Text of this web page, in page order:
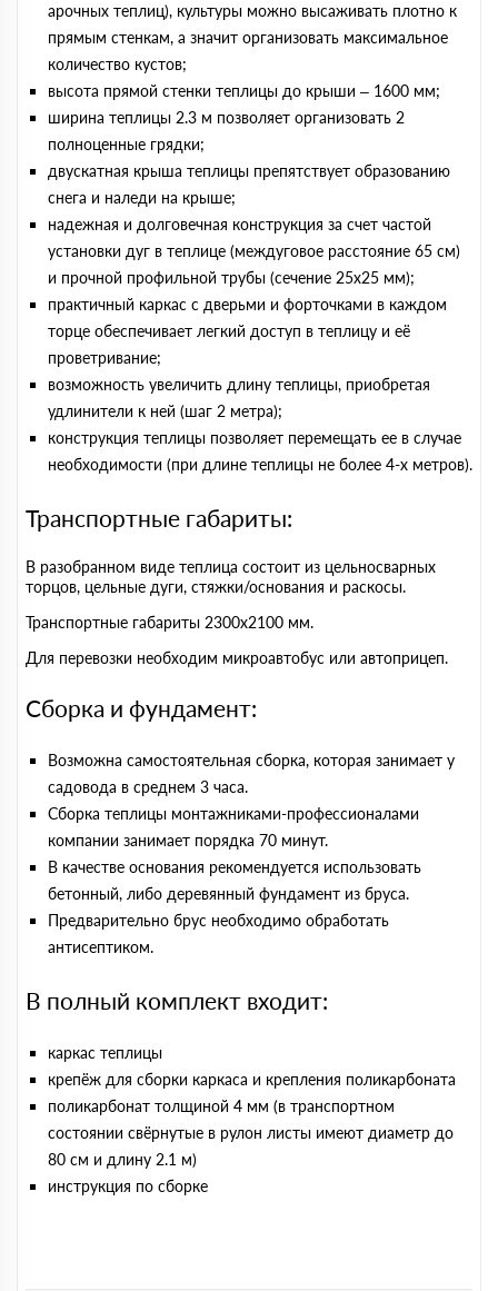
арочных теплиц), культуры можно высаживать плотно к
прямым стенкам, а значит организовать максимальное
количество кустов;
высота прямой стенки теплицы до крыши – 1600 мм;
ширина теплицы 2.3 м позволяет организовать 2
полноценные грядки;
двускатная крыша теплицы препятствует образованию
снега и наледи на крыше;
надежная и долговечная конструкция за счет частой
установки дуг в теплице (междуговое расстояние 65 см)
и прочной профильной трубы (сечение 25х25 мм);
практичный каркас с дверьми и форточками в каждом
торце обеспечивает легкий доступ в теплицу и её
проветривание;
возможность увеличить длину теплицы, приобретая
удлинители к ней (шаг 2 метра);
конструкция теплицы позволяет перемещать ее в случае
необходимости (при длине теплицы не более 4-х метров).
Транспортные габариты:
В разобранном виде теплица состоит из цельносварных
торцов, цельные дуги, стяжки/основания и раскосы.
Транспортные габариты 2300х2100 мм.
Для перевозки необходим микроавтобус или автоприцеп.
Сборка и фундамент:
Возможна самостоятельная сборка, которая занимает у
садовода в среднем 3 часа.
Сборка теплицы монтажниками-профессионалами
компании занимает порядка 70 минут.
В качестве основания рекомендуется использовать
бетонный, либо деревянный фундамент из бруса.
Предварительно брус необходимо обработать
антисептиком.
В полный комплект входит:
каркас теплицы
крепёж для сборки каркаса и крепления поликарбоната
поликарбонат толщиной 4 мм (в транспортном
состоянии свёрнутые в рулон листы имеют диаметр до
80 см и длину 2.1 м)
инструкция по сборке